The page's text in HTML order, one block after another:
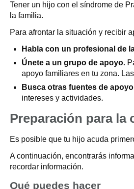
Tener un hijo con el síndrome de
la familia.
Para afrontar la situación y recibir
Habla con un profesional de
Únete a un grupo de apoyo.
apoyo familiares en tu zona.
Busca otras fuentes de
intereses y actividades.
Preparación para la
Es posible que tu hijo acuda
A continuación, encontrarás
recordar información.
Qué puedes hacer